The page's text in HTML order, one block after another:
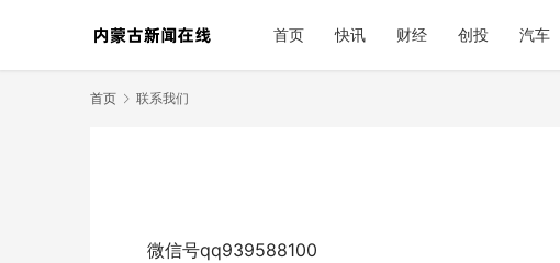
首页 快讯 财经 创投 汽车
首页 联系我们
微信号qq939588100